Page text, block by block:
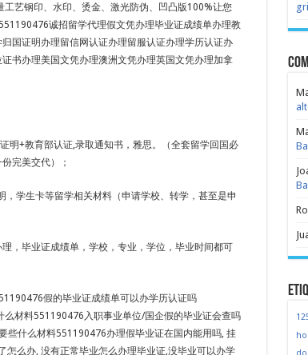
艺钢印、水印、烫金、激光防伪、凹凸版100%让您
诚招留学代理假文凭办理毕业证成绩单办理教
国证明办理留信网认证办理留服认证办理学历认证办
书办理美国文凭办理澳洲文凭办理英国文凭办理加拿
明+教育部认证,录取通知书，雅思。（全套留学回国必
完美交代）；
，学生卡等留学相关材料（申请学校、转学，甚至是申
，毕业证成绩单，学校，专业，学位，毕业时间都可
假的毕业证成绩单可以办学历认证吗
材料551190476入职事业单位/国企假的毕业证会查吗
些什么材料551190476办理假毕业证在国内能用吗, 挂
怎么办, 没有正常毕业怎么办理毕业证,没毕业可以办学